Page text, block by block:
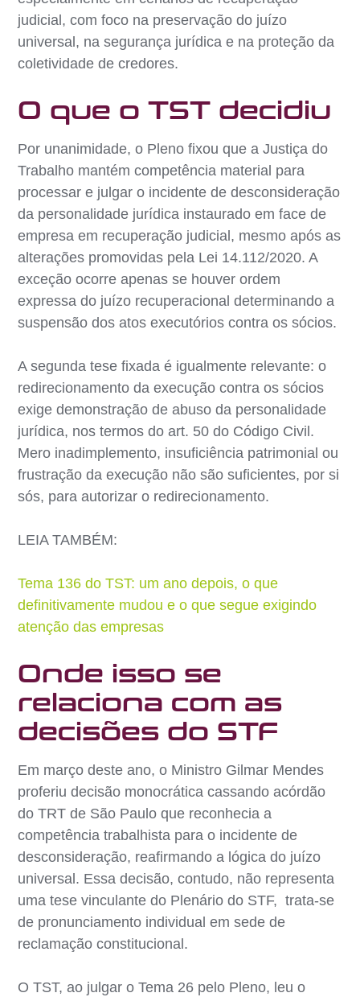
judicial, com foco na preservação do juízo
universal, na segurança jurídica e na proteção da
coletividade de credores.
O que o TST decidiu
Por unanimidade, o Pleno fixou que a Justiça do
Trabalho mantém competência material para
processar e julgar o incidente de desconsideração
da personalidade jurídica instaurado em face de
empresa em recuperação judicial, mesmo após as
alterações promovidas pela Lei 14.112/2020. A
exceção ocorre apenas se houver ordem
expressa do juízo recuperacional determinando a
suspensão dos atos executórios contra os sócios.
A segunda tese fixada é igualmente relevante: o
redirecionamento da execução contra os sócios
exige demonstração de abuso da personalidade
jurídica, nos termos do art. 50 do Código Civil.
Mero inadimplemento, insuficiência patrimonial ou
frustração da execução não são suficientes, por si
sós, para autorizar o redirecionamento.
LEIA TAMBÉM:
Tema 136 do TST: um ano depois, o que
definitivamente mudou e o que segue exigindo
atenção das empresas
Onde isso se
relaciona com as
decisões do STF
Em março deste ano, o Ministro Gilmar Mendes
proferiu decisão monocrática cassando acórdão
do TRT de São Paulo que reconhecia a
competência trabalhista para o incidente de
desconsideração, reafirmando a lógica do juízo
universal. Essa decisão, contudo, não representa
uma tese vinculante do Plenário do STF, trata-se
de pronunciamento individual em sede de
reclamação constitucional.
O TST, ao julgar o Tema 26 pelo Pleno, leu o